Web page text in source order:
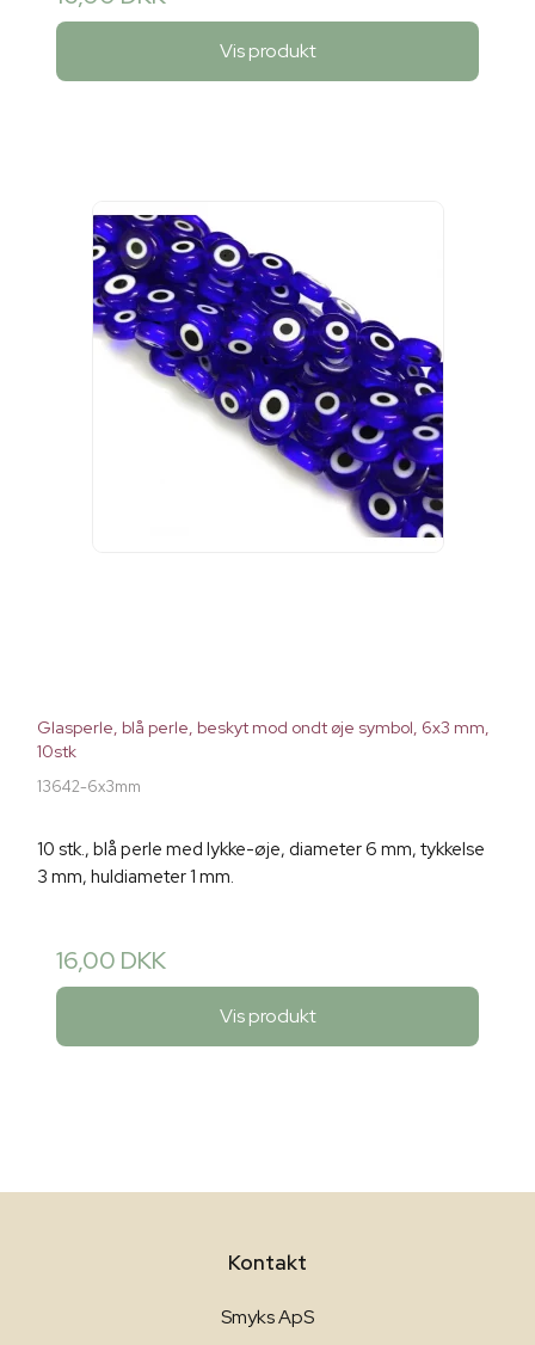
Vis produkt
Glasperle, blå perle, beskyt mod ondt øje symbol, 6x3 mm,
10stk
13642-6x3mm
10 stk., blå perle med lykke-øje, diameter 6 mm, tykkelse
3 mm, huldiameter 1 mm.
16,00 DKK
Vis produkt
Kontakt
Smyks ApS